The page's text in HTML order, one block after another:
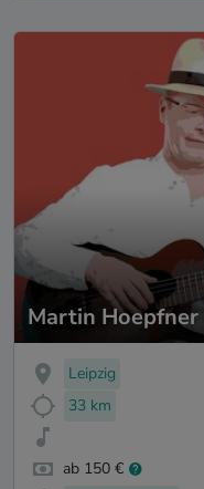
Martin Hoepfner
Leipzig
33 km
ab 150 €